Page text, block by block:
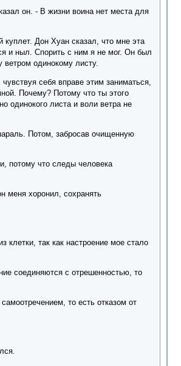
он. - В жизни воина нет места для
Дон Хуан сказал, что мне эта
и ныл. Спорить с ним я не мог. Он был
ветром одинокому листу.
себя вправе этим заниматься,
Почему? Потому что ты этого
одинокого листа и воли ветра не
Потом, забросав очищенную
потому что следы человека
меня хоронил, сохранять
так как настроение мое стало
соединяются с отрешенностью, то
то есть отказом от